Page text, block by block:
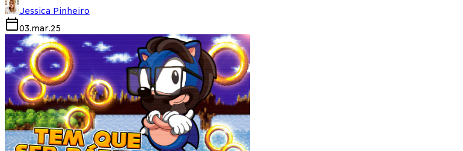
Jessica Pinheiro
03.mar.25